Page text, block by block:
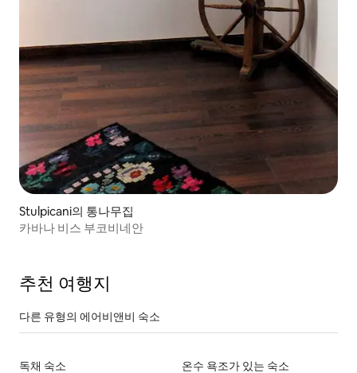
Stulpicani의 통나무집
카바나 비스 부코비네안
추천 여행지
다른 유형의 에어비앤비 숙소
독채 숙소
온수 욕조가 있는 숙소